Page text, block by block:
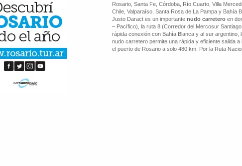
Rosario, Santa Fe, Córdoba, Río Cuarto, Villa
Chile, Valparaíso, Santa Rosa de La Pampa y Bahía
Justo Daract es un importante nudo carretero en
– Pacífico), la ruta 8 (Corredor del Mercosur
rápida conexión con Bahía Blanca y al sur
nudo carretero permite una rápida y eficiente salida
el puerto de Rosario a solo 480 km. Por la Ruta